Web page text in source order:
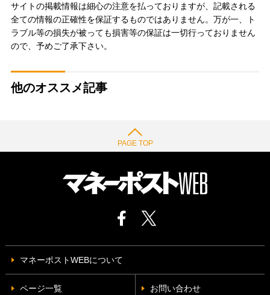
サイトの掲載情報は細心の注意を払っておりますが、記載される
全ての情報の正確性を保証するものではありません。万が一、ト
ラブル等の損失が被っても損害等の保証は一切行っておりません
ので、予めご了承下さい。
他のオススメ記事
PAGE TOP
マネーポストWEBについて
ページ一覧 お問い合わせ